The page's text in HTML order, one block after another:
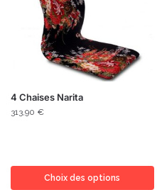
4 Chaises Narita
313,90 €
Choix des options